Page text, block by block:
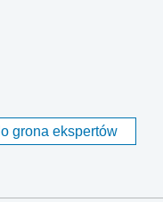
grona ekspertów